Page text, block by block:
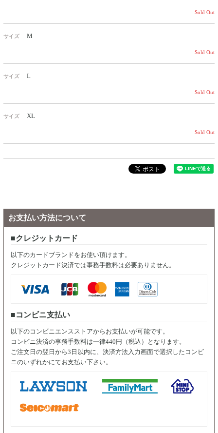
Sold Out
サイズ M
Sold Out
サイズ L
Sold Out
サイズ XL
Sold Out
お支払い方法について
クレジットカード
以下のカードブランドをお使い頂けます。
クレジットカード決済では事務手数料は必要ありません。
コンビニ支払い
以下のコンビニエンスストアからお支払いが可能です。
コンビニ決済の事務手数料は一律440円（税込）となります。
ご注文日の翌日から3日以内に、決済方法入力画面で選択したコンビ
ニのいずれかにてお支払い下さい。